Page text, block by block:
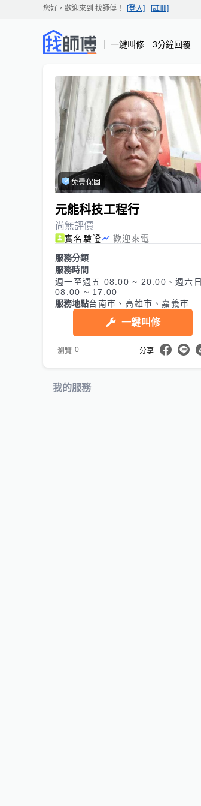
您好，歡迎來到 找師傅 ！ [登入] [註冊]
一鍵叫修 3分鐘回覆
免費保固
元能科技工程行
尚無評價
實名驗證
歡迎來電
服務分類
服務時間
週一至週五 08:00 ~ 20:00、週六日
08:00 ~ 17:00
服務地點台南市、高雄市、嘉義市
一鍵叫修
瀏覽 0 分享
我的服務